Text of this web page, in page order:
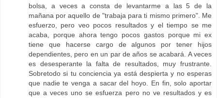
bolsa, a veces a consta de levantarme a las 5 de la
mañana por aquello de "trabaja para ti mismo primero". Me
esfuerzo, pero veo pocos resultados y el tiempo se me
acaba, porque ahora tengo pocos gastos porque mi ex
tiene que hacerse cargo de algunos por tener hijos
dependientes, pero en un par de años se acabará. A veces
es desesperante la falta de resultados, muy frustrante.
Sobretodo si tu conciencia ya está despierta y no esperas
que nadie te venga a sacar del hoyo. En fin, solo aportar
que a veces uno se esfuerza pero no ve resultados y es